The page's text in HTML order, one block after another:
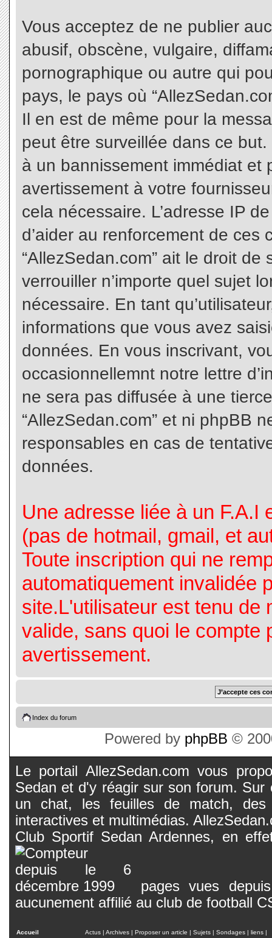
Vous acceptez de ne publier
abusif, obscène, vulgaire,
pornographique ou autre qui
pays, le pays où
Il en est de même pour la
peut être surveillée dans ce
à un bannissement immédiat et
avertissement à votre
cela nécessaire. L’adresse IP
d’aider au renforcement de
“AllezSedan.com” ait le droit de
verrouiller n’importe quel sujet
nécessaire. En tant
informations que vous avez
données. En vous inscrivant,
occasionnellemnt notre lettre
ne sera pas diffusée à une
“AllezSedan.com” et ni phpBB
responsables en cas de
données.
Une adresse liée à un F.A.I
(pas de hotmail, gmail, et
Toute inscription qui ne
automatiquement invalidée
site.L'utilisateur est tenu de
valide, sans quoi le compte
avertissement.
Index du forum
Powered by phpBB ©
Le portail AllezSedan.com vous
Sedan et d'y réagir sur son forum.
un chat, les feuilles de match, des
interactives et multimédias.
Club Sportif Sedan Ardennes, en
pages vues
aucunement affilié au club de football
Accueil Actus | Archives | Proposer un article | Sujets | Sondages | liens |